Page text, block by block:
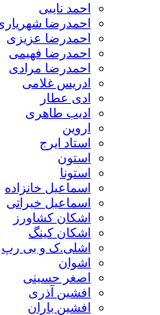
احمد نایبی
احمدرضا
احمدرضا عزیزی
احمدرضا فهیمی
احمدرضا مرادی
ادریس غلامی
ادی عطار
ادیب طاهری
اروین
استاد ایرج
استون
استونا
اسماعیل خانزاده
اسماعیل خیراتی
اشکان کشاورز
اشکان کینگ
اشلی.ک و بی رپ
اشوان
اصغر حسینی
افشین آذری
افشین باران